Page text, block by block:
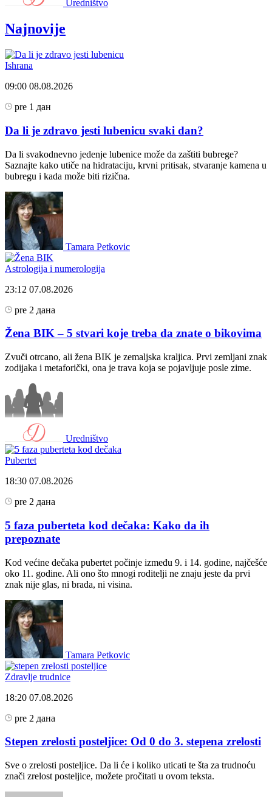
Uredništvo
Najnovije
Ishrana
09:00 08.08.2026
pre 1 дан
Da li je zdravo jesti lubenicu svaki dan?
Da li svakodnevno jedenje lubenice može da zaštiti bubrege?
Saznajte kako utiče na hidrataciju, krvni pritisak, stvaranje kamena u
bubregu i kada može biti rizična.
Tamara Petkovic
Astrologija i numerologija
23:12 07.08.2026
pre 2 дана
Žena BIK – 5 stvari koje treba da znate o bikovima
Zvuči otrcano, ali žena BIK je zemaljska kraljica. Prvi zemljani znak
zodijaka i metaforički, ona je trava koja se pojavljuje posle zime.
Uredništvo
Pubertet
18:30 07.08.2026
pre 2 дана
5 faza puberteta kod dečaka: Kako da ih
prepoznate
Kod većine dečaka pubertet počinje između 9. i 14. godine, najčešće
oko 11. godine. Ali ono što mnogi roditelji ne znaju jeste da prvi
znak nije glas, ni brada, ni visina.
Tamara Petkovic
Zdravlje trudnice
18:20 07.08.2026
pre 2 дана
Stepen zrelosti posteljice: Od 0 do 3. stepena zrelosti
Sve o zrelosti posteljice. Da li će i koliko uticati te šta za trudnoću
znači zrelost posteljice, možete pročitati u ovom teksta.